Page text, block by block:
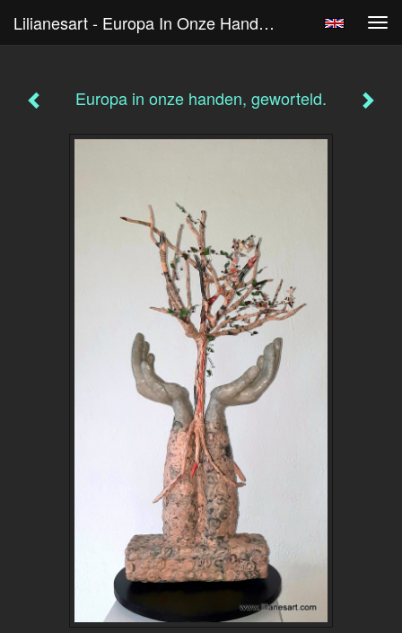
Lilianesart - Europa In Onze Handen, Geworteld.
Europa in onze handen, geworteld.